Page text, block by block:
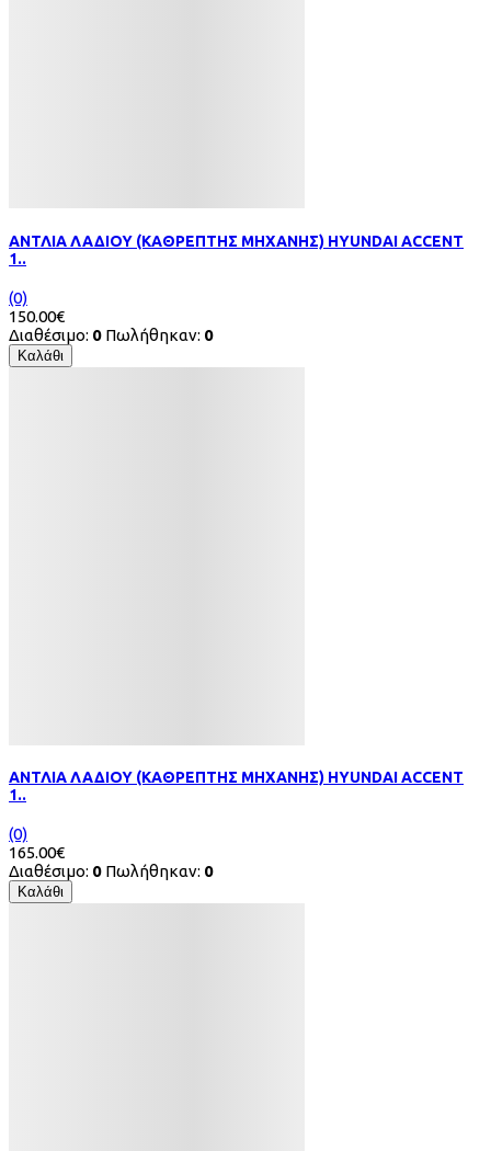
ΑΝΤΛΙΑ ΛΑΔΙΟΥ (ΚΑΘΡΕΠΤΗΣ ΜΗΧΑΝΗΣ) HYUNDAI ACCENT
1..
(0)
150.00€
Διαθέσιμο: 0 Πωλήθηκαν: 0
Καλάθι
ΑΝΤΛΙΑ ΛΑΔΙΟΥ (ΚΑΘΡΕΠΤΗΣ ΜΗΧΑΝΗΣ) HYUNDAI ACCENT
1..
(0)
165.00€
Διαθέσιμο: 0 Πωλήθηκαν: 0
Καλάθι